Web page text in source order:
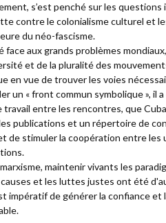
s’est penché sur les
contre le colonialisme culturel et
du néo-fascisme.
face aux grands problèmes
et de la pluralité des
en vue de trouver les voies
un « front commun symbolique », il
travail entre les rencontres, que
publications et un répertoire de
de stimuler la coopération entre les
maintenir vivants les
et les luttes justes ont été
impératif de générer la confiance